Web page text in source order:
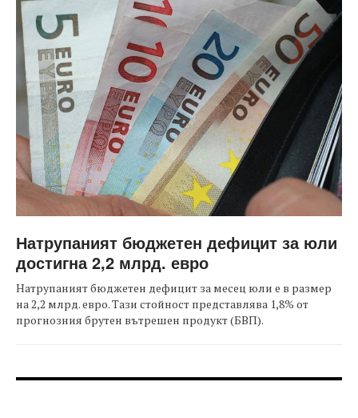
Натрупаният бюджетен дефицит за юли
достигна 2,2 млрд. евро
Натрупаният бюджетен дефицит за месец юли е в размер
на 2,2 млрд. евро. Тази стойност представлява 1,8% от
прогнозния брутен вътрешен продукт (БВП).